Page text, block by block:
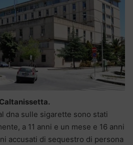
dna sulle sigarette sono stati
a 11 anni e un mese e 16 anni
accusati di sequestro di persona